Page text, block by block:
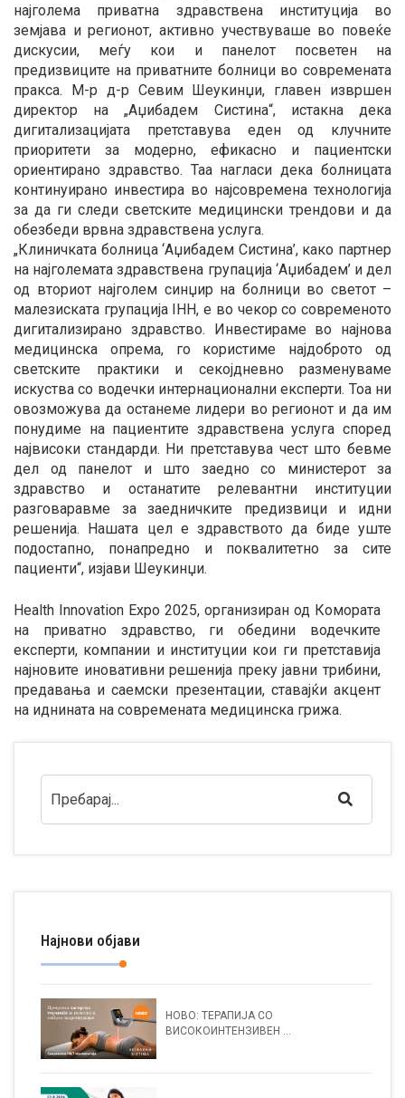
најголема приватна здравствена институција во
земјава и регионот, активно учествуваше во повеќе
дискусии, меѓу кои и панелот посветен на
предизвиците на приватните болници во современата
пракса. М-р д-р Севим Шеукинџи, главен извршен
директор на „Аџибадем Систина“, истакна дека
дигитализацијата претставува еден од клучните
приоритети за модерно, ефикасно и пациентски
ориентирано здравство. Таа нагласи дека болницата
континуирано инвестира во најсовремена технологија
за да ги следи светските медицински трендови и да
обезбеди врвна здравствена услуга.
„Клиничката болница ‘Аџибадем Систина’, како партнер
на најголемата здравствена групација ‘Аџибадем’ и дел
од вториот најголем синџир на болници во светот –
малезиската групација IHH, е во чекор со современото
дигитализирано здравство. Инвестираме во најнова
медицинска опрема, го користиме најдоброто од
светските практики и секојдневно разменуваме
искуства со водечки интернационални експерти. Тоа ни
овозможува да останеме лидери во регионот и да им
понудиме на пациентите здравствена услуга според
највисоки стандарди. Ни претставува чест што бевме
дел од панелот и што заедно со министерот за
здравство и останатите релевантни институции
разговаравме за заедничките предизвици и идни
решенија. Нашата цел е здравството да биде уште
подостапно, понапредно и поквалитетно за сите
пациенти“, изјави Шеукинџи.
Health Innovation Expo 2025, организиран од Комората
на приватно здравство, ги обедини водечките
експерти, компании и институции кои ги претставија
најновите иновативни решенија преку јавни трибини,
предавања и саемски презентации, ставајќи акцент
на иднината на современата медицинска грижа.
Најнови објави
НОВО: ТЕРАПИЈА СО
ВИСОКОИНТЕНЗИВЕН ...